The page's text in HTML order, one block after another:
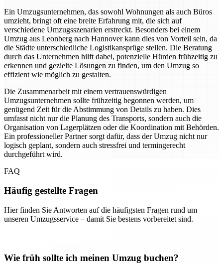
Ein Umzugsunternehmen, das sowohl Wohnungen als auch Büros
umzieht, bringt oft eine breite Erfahrung mit, die sich auf
verschiedene Umzugsszenarien erstreckt. Besonders bei einem
Umzug aus Leonberg nach Hannover kann dies von Vorteil sein, da
die Städte unterschiedliche Logistikansprüge stellen. Die Beratung
durch das Unternehmen hilft dabei, potenzielle Hürden frühzeitig zu
erkennen und gezielte Lösungen zu finden, um den Umzug so
effizient wie möglich zu gestalten.
Die Zusammenarbeit mit einem vertrauenswürdigen
Umzugsunternehmen sollte frühzeitig begonnen werden, um
genügend Zeit für die Abstimmung von Details zu haben. Dies
umfasst nicht nur die Planung des Transports, sondern auch die
Organisation von Lagerplätzen oder die Koordination mit Behörden.
Ein professioneller Partner sorgt dafür, dass der Umzug nicht nur
logisch geplant, sondern auch stressfrei und termingerecht
durchgeführt wird.
FAQ
Häufig gestellte Fragen
Hier finden Sie Antworten auf die häufigsten Fragen rund um
unseren Umzugsservice – damit Sie bestens vorbereitet sind.
Wie früh sollte ich meinen Umzug buchen?